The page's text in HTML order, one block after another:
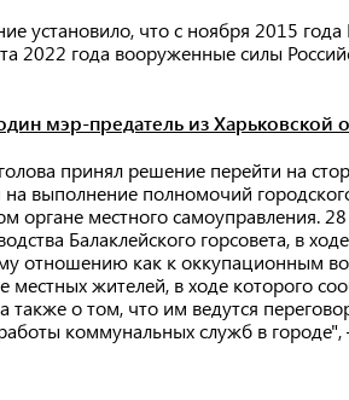
установило, что с ноября 2015
2022 года вооруженные силы
мэр-предатель из Харьковской
принял решение перейти на
на выполнение полномочий
местного самоуправления.
Балаклейского горсовета, в
отношению как к оккупационным
местных жителей, в ходе которого
о том, что им ведутся
коммунальных служб в городе",